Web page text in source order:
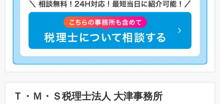
Ｔ・Ｍ・Ｓ税理士法人 大津事務所